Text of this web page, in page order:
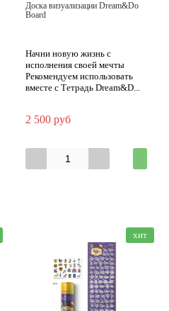
Доска визуализации Dream&Do
Board
Начни новую жизнь с
исполнения своей мечты
Рекомендуем использовать
вместе с Тетрадь Dream&D...
2 500 руб
хит